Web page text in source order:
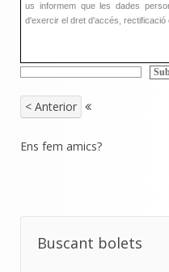
us informem que les dades
d'exercir el dret d'accés, rectificació
< Anterior
Ens fem amics?
Buscant bolets